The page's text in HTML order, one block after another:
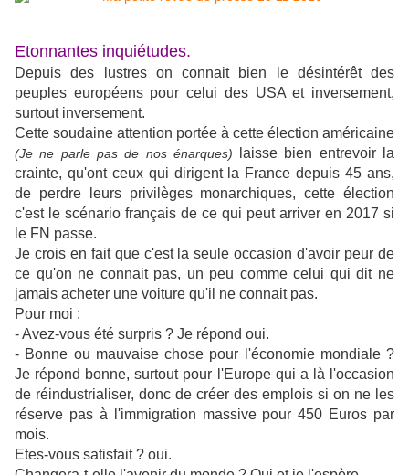
Etonnantes inquiétudes.
Depuis des lustres on connait bien le désintérêt des
peuples européens pour celui des USA et inversement,
surtout inversement.
Cette soudaine attention portée à cette élection américaine
(Je ne parle pas de nos énarques) laisse bien entrevoir la
crainte, qu'ont ceux qui dirigent la France depuis 45 ans,
de perdre leurs privilèges monarchiques, cette élection
c'est le scénario français de ce qui peut arriver en 2017 si
le FN passe.
Je crois en fait que c'est la seule occasion d'avoir peur de
ce qu'on ne connait pas, un peu comme celui qui dit ne
jamais acheter une voiture qu'il ne connait pas.
Pour moi :
- Avez-vous été surpris ? Je répond oui.
- Bonne ou mauvaise chose pour l'économie mondiale ?
Je répond bonne, surtout pour l'Europe qui a là l'occasion
de réindustrialiser, donc de créer des emplois si on ne les
réserve pas à l'immigration massive pour 450 Euros par
mois.
Etes-vous satisfait ? oui.